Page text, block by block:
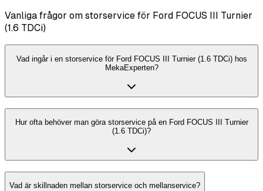
Vanliga frågor om storservice för Ford FOCUS III Turnier
(1.6 TDCi)
Vad ingår i en storservice för Ford FOCUS III Turnier (1.6 TDCi) hos
MekaExperten?
Hur ofta behöver man göra storservice på en Ford FOCUS III Turnier
(1.6 TDCi)?
Vad är skillnaden mellan storservice och mellanservice?